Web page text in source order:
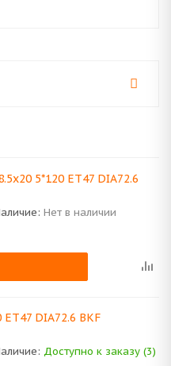
5*120 ET47 DIA72.6
Нет в наличии
DIA72.6 BKF
Доступно к заказу (3)